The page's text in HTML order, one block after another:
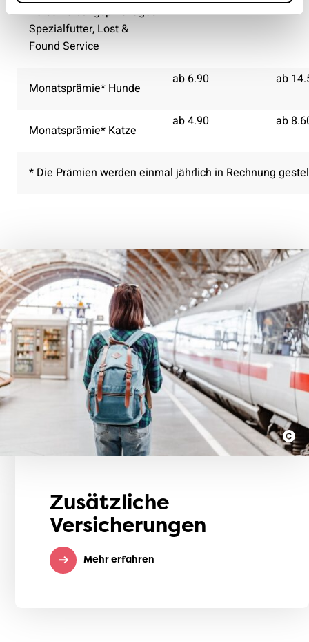
Verschreibungspflichtiges
Spezialfutter, Lost &
Found Service
Monatsprämie* Hunde
ab 6.90 ab
Monatsprämie* Katze
ab 4.90 ab
* Die Prämien werden einmal jährlich in Rechnung
Zusätzliche
Versicherungen
Mehr erfahren